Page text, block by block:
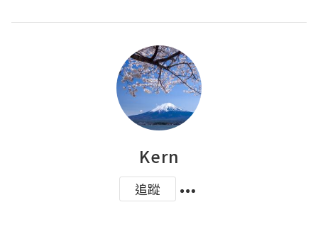
Kern
追蹤